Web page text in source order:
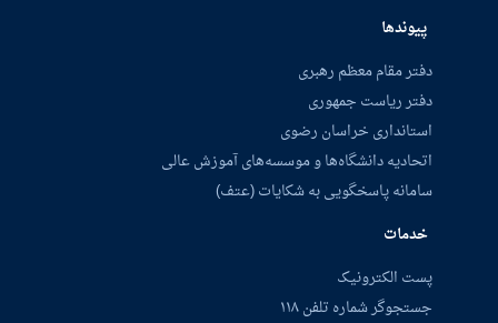
پیوندها
دفتر مقام معظم رهبری
دفتر ریاست جمهوری
استانداری خراسان رضوی
اتحادیه دانشگاه‌ها و موسسه‌های آموزش عالی
سامانه پاسخگویی به شکایات (عتف)
خدمات
پست الکترونیک
جستجوگر شماره تلفن ۱۱۸